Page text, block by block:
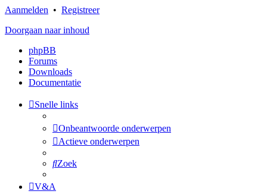
Aanmelden • Registreer
Doorgaan naar inhoud
phpBB
Forums
Downloads
Documentatie
Snelle links
Onbeantwoorde onderwerpen
Actieve onderwerpen
Zoek
V&A